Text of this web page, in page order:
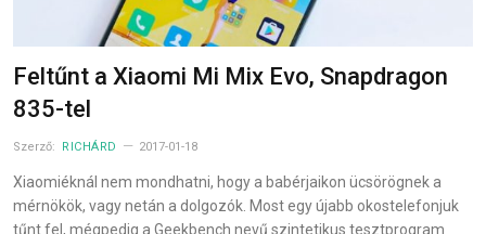
Feltűnt a Xiaomi Mi Mix Evo, Snapdragon
835-tel
Szerző: RICHÁRD 2017-01-18
Xiaomiéknál nem mondhatni, hogy a babérjaikon ücsörögnek a
mérnökök, vagy netán a dolgozók. Most egy újabb okostelefonjuk
tűnt fel, mégpedig a Geekbench nevű szintetikus tesztprogram